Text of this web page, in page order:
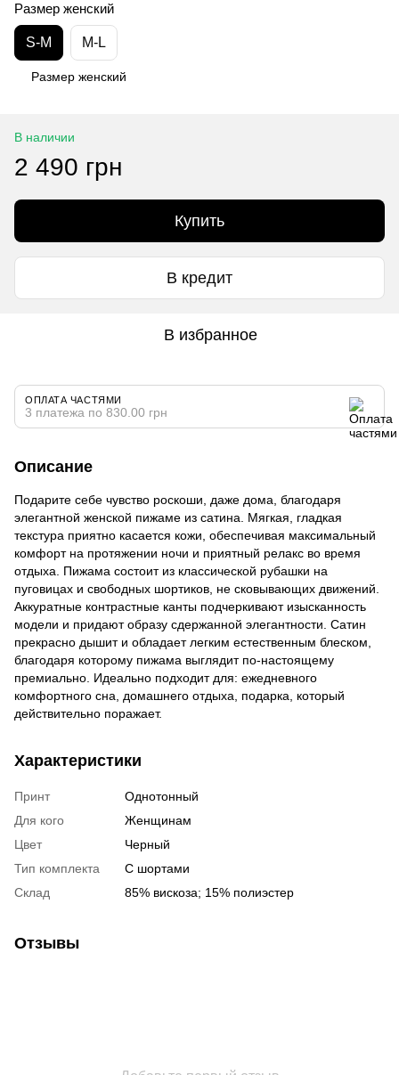
Размер женский
S-M M-L
Размер женский
В наличии
2 490 грн
Купить
В кредит
В избранное
ОПЛАТА ЧАСТЯМИ
3 платежа по 830.00 грн
Описание
Подарите себе чувство роскоши, даже дома, благодаря
элегантной женской пижаме из сатина. Мягкая, гладкая
текстура приятно касается кожи, обеспечивая максимальный
комфорт на протяжении ночи и приятный релакс во время
отдыха. Пижама состоит из классической рубашки на
пуговицах и свободных шортиков, не сковывающих движений.
Аккуратные контрастные канты подчеркивают изысканность
модели и придают образу сдержанной элегантности. Сатин
прекрасно дышит и обладает легким естественным блеском,
благодаря которому пижама выглядит по-настоящему
премиально. Идеально подходит для: ежедневного
комфортного сна, домашнего отдыха, подарка, который
действительно поражает.
Характеристики
Принт
Однотонный
Для кого
Женщинам
Цвет
Черный
Тип комплекта
С шортами
Склад
85% вискоза; 15% полиэстер
Отзывы